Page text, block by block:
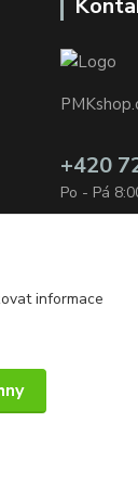
+420
Po - Pá
informace